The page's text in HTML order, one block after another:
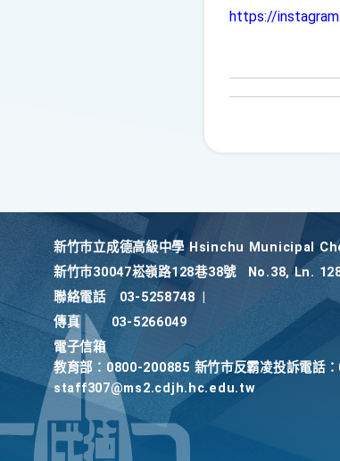
https://
新竹巿立成德高級中學 Hsinchu Municipal
新竹巿30047崧嶺路128巷38號
No.38, Ln.
聯絡電話
03-5258748
傳真
03-5266049
電子信箱
教育部：0800-200885 新竹市反霸凌投訴電話
staff307@ms2.cdjh.hc.edu.tw